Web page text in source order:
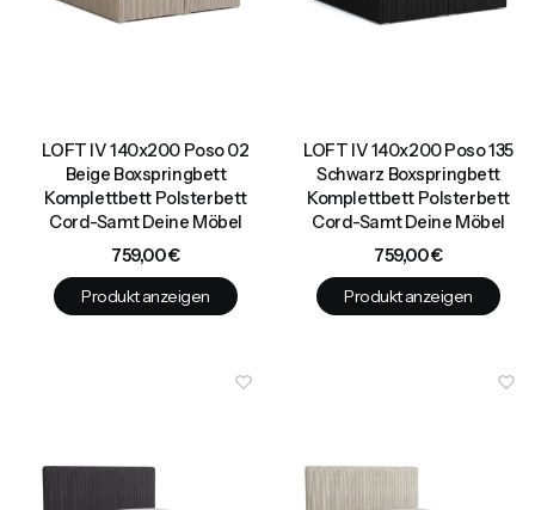
LOFT IV 140x200 Poso 02
Beige Boxspringbett
Komplettbett Polsterbett
Cord-Samt Deine Möbel
Preis
759,00 €
Produkt anzeigen
LOFT IV 140x200 Poso 135
Schwarz Boxspringbett
Komplettbett Polsterbett
Cord-Samt Deine Möbel
Preis
759,00 €
Produkt anzeigen